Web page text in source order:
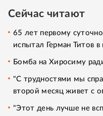
Сейчас читают
65 лет первому
испытал Герман Титов в
Бомба на Хиросиму
"С трудностями мы
второй месяц живет с
"Этот день лучше не